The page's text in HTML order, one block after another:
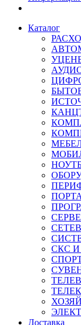
Каталог
СКС
Доставка